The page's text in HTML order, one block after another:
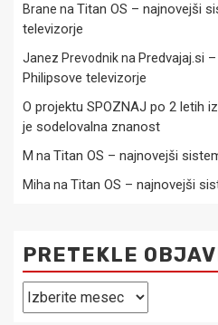
Brane na Titan OS – najnovejši
televizorje
Janez Prevodnikna Predvajaj.si
Philipsove televizorje
O projektu SPOZNAJ po 2 letih
je sodelovalna znanost
M na Titan OS – najnovejši
Miha na Titan OS – najnovejši
PRETEKLE
Pretekle
objave